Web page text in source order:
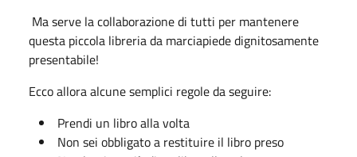
Ma serve la collaborazione di tutti per mantenere
questa piccola libreria da marciapiede dignitosamente
presentabile!
Ecco allora alcune semplici regole da seguire:
Prendi un libro alla volta
Non sei obbligato a restituire il libro preso